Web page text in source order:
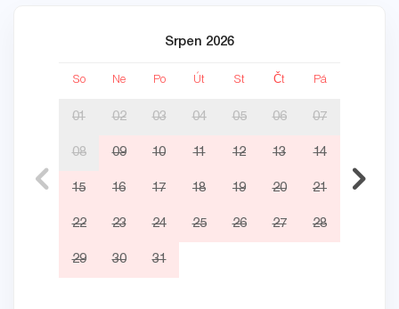
Srpen 2026
So Ne Po Út St Čt Pá
01 02 03 04 05 06 07
08 09 10 11 12 13 14
15 16 17 18 19 20 21
22 23 24 25 26 27 28
29 30 31